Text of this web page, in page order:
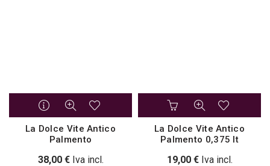
La Dolce Vite Antico
Palmento
38,00 € Iva incl.
La Dolce Vite Antico
Palmento 0,375 lt
19,00 € Iva incl.